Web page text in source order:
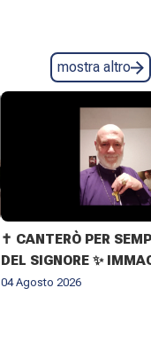
mostra altro
✝️ CANTERÒ PER
DEL SIGNORE ✨
VITA
04 Agosto 2026